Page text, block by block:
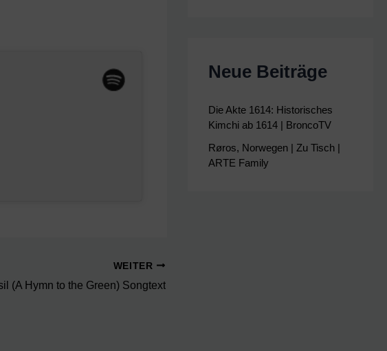
WEITER
(A Hymn to the Green) Songtext
Neue Beiträge
Die Akte 1614: Historisches
Kimchi ab 1614 | BroncoTV
Røros, Norwegen | Zu Tisch |
ARTE Family